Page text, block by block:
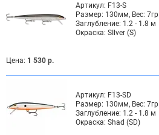
Артикул: F13-S
Размер: 130мм, Вес: 7гр
Заглубление: 1.2 - 1.8 м
Окраска: SIlver (S)
Цена: 1 530 р.
Артикул: F13-SD
Размер: 130мм, Вес: 7гр
Заглубление: 1.2 - 1.8 м
Окраска: Shad (SD)